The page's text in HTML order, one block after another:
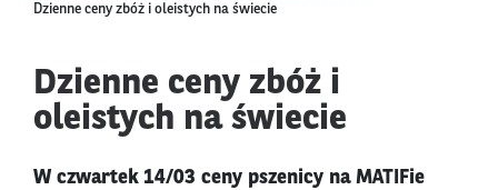
Dzienne ceny zbóż i oleistych na świecie
Dzienne ceny zbóż i
oleistych na świecie
W czwartek 14/03 ceny pszenicy na MATIFie